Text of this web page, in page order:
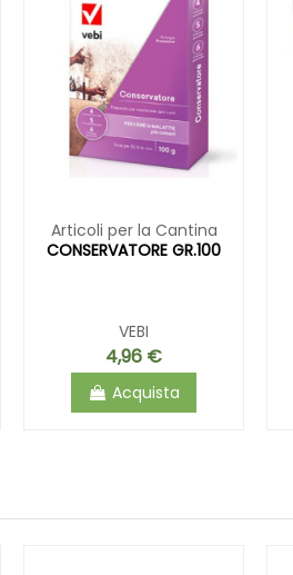
Articoli per la Cantina
CONSERVATORE GR.100
VEBI
4,96 €
Acquista